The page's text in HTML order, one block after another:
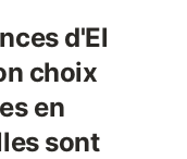
d'El
choix
en
sont